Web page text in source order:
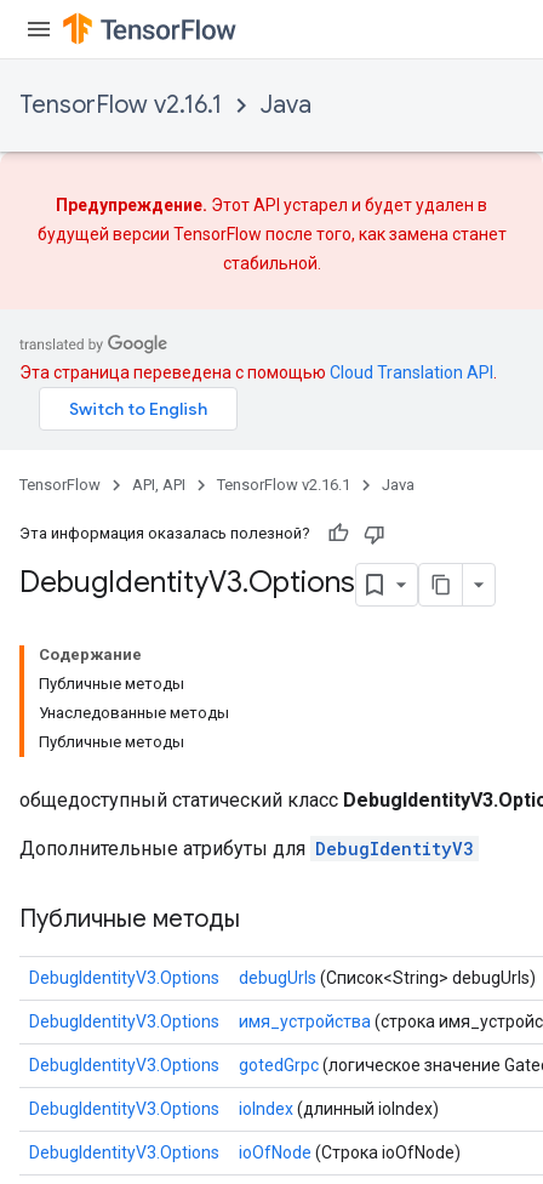
TensorFlow v2.16.1 Java
Предупреждение. Этот API устарел и будет удален в
будущей версии TensorFlow после того, какзамена станет
стабильной.
Эта страница переведена с помощью Cloud Translation API
TensorFlow API, API TensorFlow v2.16.1 Java
Эта информация оказалась полезной?
DebugIdentityV3.Options
Содержание
Публичные методы
Унаследованные методы
Публичные методы
общедоступный статический класс
Дополнительные атрибуты для DebugIdentityV3
Публичные методы
DebugIdentityV3.Options debugUrls (Список<String> debugUrls)
DebugIdentityV3.Options имя_устройства (строка
DebugIdentityV3.Options gotedGrpc(логическое значение
DebugIdentityV3.Options ioIndex(длинный ioIndex)
DebugIdentityV3.Options ioOfNode (Строка ioOfNode)